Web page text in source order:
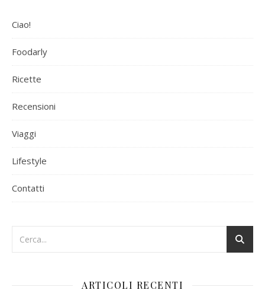
Ciao!
Foodarly
Ricette
Recensioni
Viaggi
Lifestyle
Contatti
ARTICOLI RECENTI